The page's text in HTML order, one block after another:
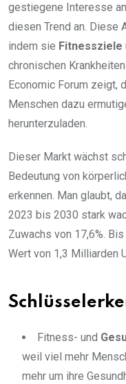
gestiegene Interesse
diesen Trend an. Diese
indem sie Fitnessziele
chronischen
Economic Forum zeigt,
Menschen dazu
herunterzuladen.
Dieser Markt wächst
Bedeutung von
erkennen. Man glaubt,
2023 bis 2030 stark
Zuwachs von 17,6%.
Wert von 1,3 Milliarden
Fitness- und
weil viel mehr
mehr um ihre